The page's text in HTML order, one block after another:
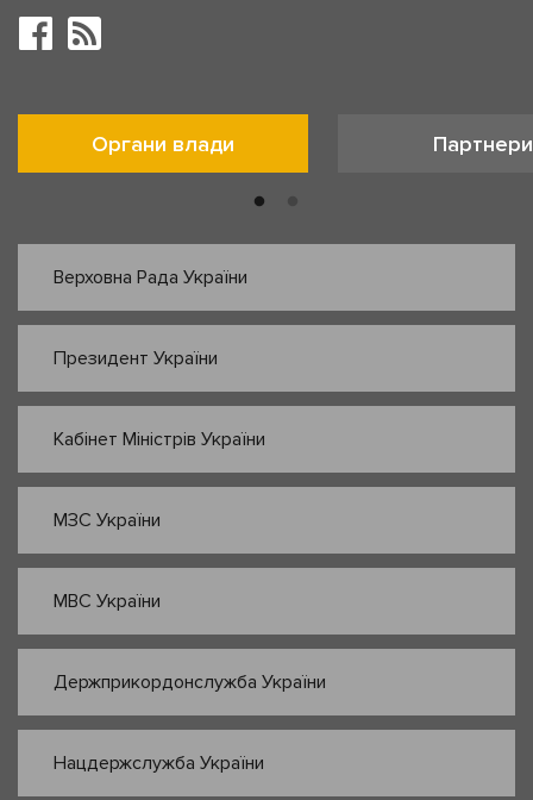
Органи влади Партнери
Верховна Рада України
Президент України
Кабінет Міністрів України
МЗС України
МВС України
Держприкордонслужба України
Нацдержслужба України